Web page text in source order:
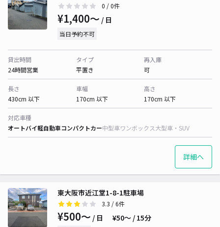
0 / 0件
¥1,400〜 / 日
当日予約不可
貸出時間
24時間営業
タイプ
平置き
再入庫
可
長さ
430cm 以下
車幅
170cm 以下
高さ
170cm 以下
対応車種
オートバイ軽自動車コンパクトカー中型車ワンボックス大型車・SUV
詳細へ
東大阪市近江堂1-8-1駐車場
3.3 / 6件
¥500〜 / 日 ¥50〜 / 15分